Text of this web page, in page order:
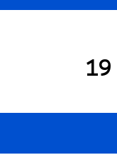
19